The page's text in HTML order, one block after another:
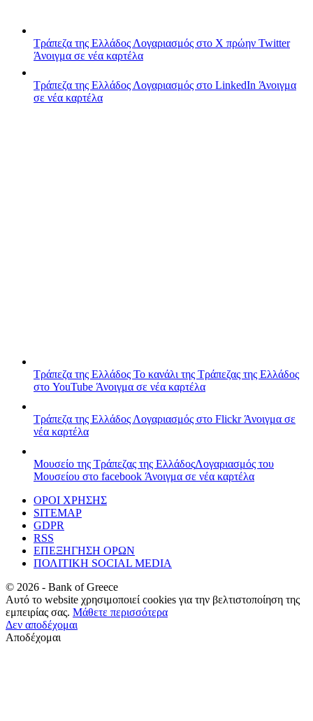
Τράπεζα της Ελλάδος Λογαριασμός στο X πρώην Twitter
Άνοιγμα σε νέα καρτέλα
Τράπεζα της Ελλάδος Λογαριασμός στο LinkedIn Άνοιγμα
σε νέα καρτέλα
Τράπεζα της Ελλάδος Το κανάλι της Τράπεζας της Ελλάδος
στο YouTube Άνοιγμα σε νέα καρτέλα
Τράπεζα της Ελλάδος Λογαριασμός στο FlickrΆνοιγμα σε
νέα καρτέλα
Μουσείο της Τράπεζας της ΕλλάδοςΛογαριασμός του
Μουσείου στο facebook Άνοιγμα σε νέα καρτέλα
ΟΡΟΙ ΧΡΗΣΗΣ
SITEMAP
GDPR
RSS
ΕΠΕΞΗΓΗΣΗ ΟΡΩΝ
ΠΟΛΙΤΙΚΗ SOCIAL MEDIA
© 2026 - Bank of Greece
Αυτό το website χρησιμοποιεί cookies για την βελτιστοποίηση της
εμπειρίας σας. Μάθετε περισσότερα
Δεν αποδέχομαι
Αποδέχομαι